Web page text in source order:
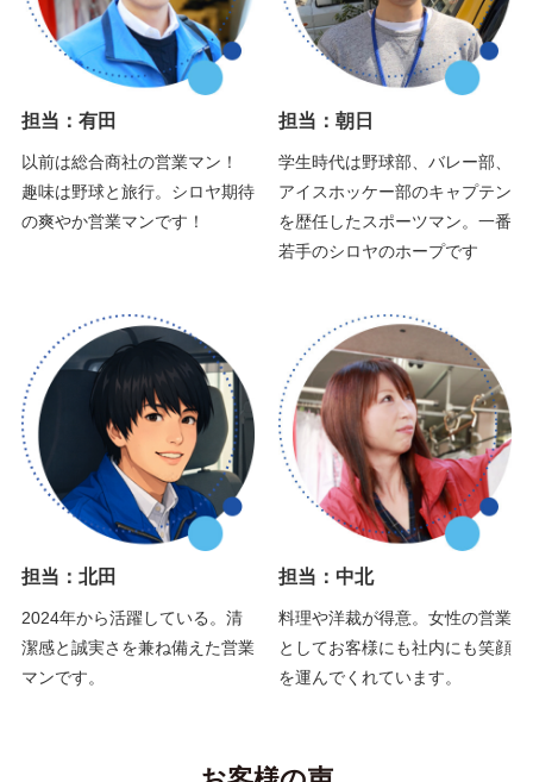
担当：有田
以前は総合商社の営業マン！
趣味は野球と旅行。シロヤ期待
の爽やか営業マンです！
担当：朝日
学生時代は野球部、バレー部、
アイスホッケー部のキャプテン
を歴任したスポーツマン。一番
若手のシロヤのホープです
担当：北田
2024年から活躍している。清
潔感と誠実さを兼ね備えた営業
マンです。
担当：中北
料理や洋裁が得意。女性の営業
としてお客様にも社内にも笑顔
を運んでくれています。